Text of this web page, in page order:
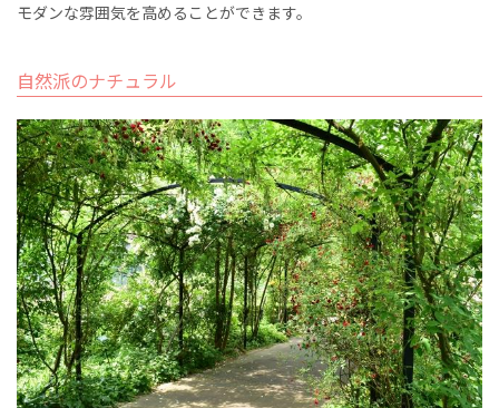
モダンな雰囲気を高めることができます。
自然派のナチュラル